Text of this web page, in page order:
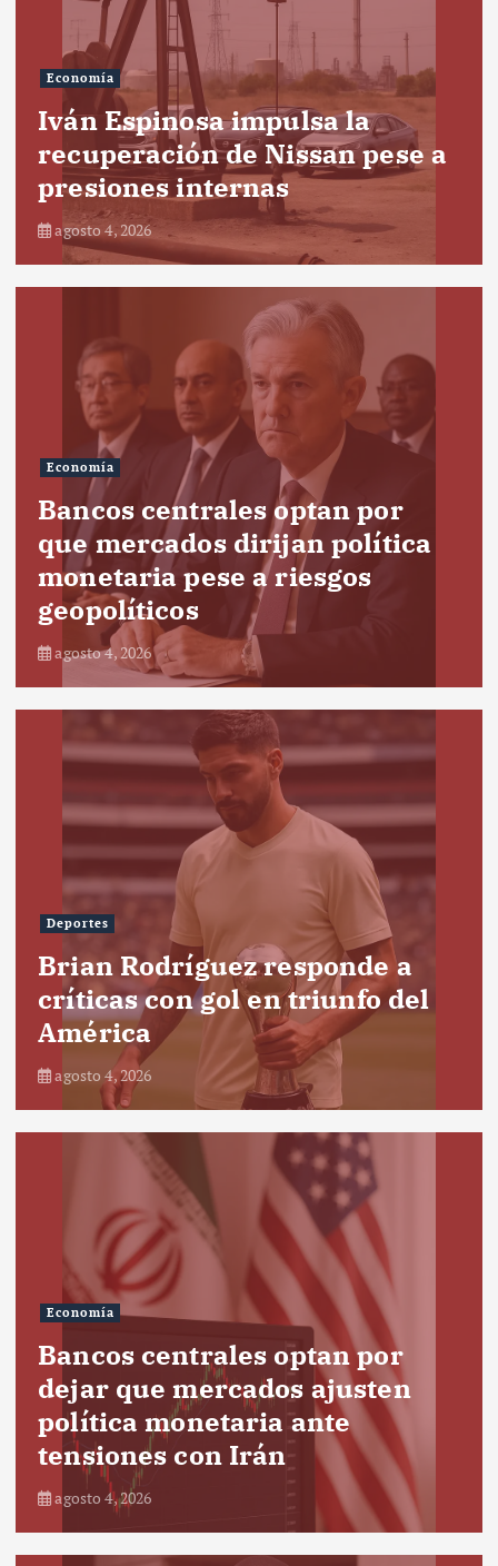
Economía
Iván Espinosa impulsa la
recuperación de Nissan pese a
presiones internas
agosto 4, 2026
Economía
Bancos centrales optan por
que mercados dirijan política
monetaria pese a riesgos
geopolíticos
agosto 4, 2026
Deportes
Brian Rodríguez responde a
críticas con gol en triunfo del
América
agosto 4, 2026
Economía
Bancos centrales optan por
dejar que mercados ajusten
política monetaria ante
tensiones con Irán
agosto 4, 2026